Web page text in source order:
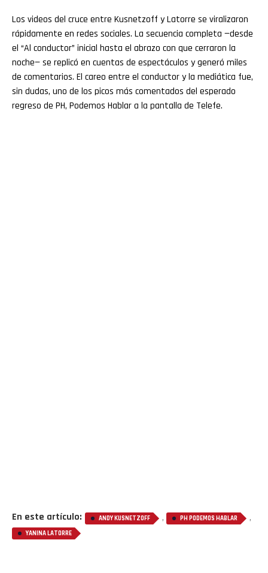
Los videos del cruce entre Kusnetzoff y Latorre se viralizaron
rápidamente en redes sociales. La secuencia completa —desde
el “Al conductor” inicial hasta el abrazo con que cerraron la
noche— se replicó en cuentas de espectáculos y generó miles
de comentarios. El careo entre el conductor y la mediática fue,
sin dudas, uno de los picos más comentados del esperado
regreso de PH, Podemos Hablar a la pantalla de Telefe.
En este artículo: ANDY KUSNETZOFF , PH PODEMOS HABLAR ,
YANINA LATORRE